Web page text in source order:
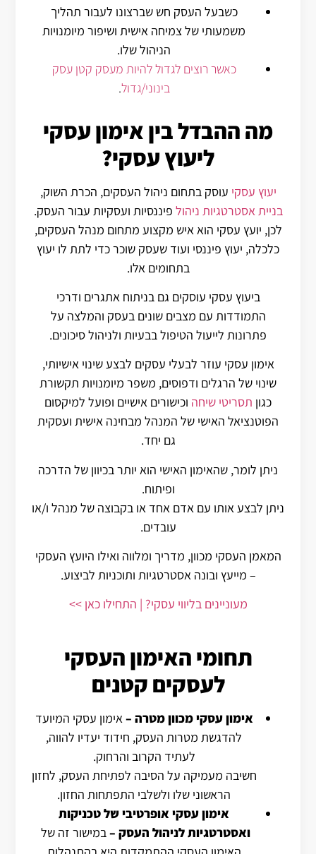
כשבעל העסק חש שברצונו לעבור תהליך
משמעותי של צמיחה אישית ושיפור מיומנויות
הניהול שלו.
כאשר רוצים לגדול להיות מעסק קטן עסק
בינוני/גדול.
מה ההבדל בין אימון עסקי
ליעוץ עסקי?
יעוץ עסקי עוסק בתחום ניהול העסקים, הכרת השוק,
בניית אסטרטגיות ניהול פיננסיות ועסקיות עבור העסק.
לכן, יועץ עסקי הוא איש מקצוע מתחום מנהל העסקים,
כלכלה, יעוץ פיננסי ועוד שעסק שוכר כדי לתת לו יעוץ
בתחומים אלו.
ביעוץ עסקי עוסקים גם בניתוח אתגרים ודרכי
התמודדות עם מצבים שונים בעסק והמלצה על
פתרונות לייעול הטיפול בבעיות ולניהול סיכונים.
אימון עסקי עוזר לבעלי עסקים לבצע שינוי אישיותי,
שינוי של הרגלים ודפוסים, משפר מיומנויות תקשורת
כגון תסריטי שיחה וכישורים אישיים ופועל למיקסום
הפוטנציאל האישי של המנהל מבחינה אישית ועסקית
גם יחד.
ניתן לומר, שהאימון האישי הוא יותר בכיוון של הדרכה
ופיתוח.
ניתן לבצע אותו עם אדם אחד או בקבוצה של מנהל ו/או
עובדים.
המאמן העסקי מכוון, מדריך ומלווה ואילו היועץ העסקי
– מייעץ ובונה אסטרטגיות ותוכניות לביצוע.
מעוניינים בליווי עסקי? | התחילו כאן >>
תחומי האימון העסקי
לעסקים קטנים
אימון עסקי מכוון מטרה –אימון עסקי המיועד
להדגשת מטרות העסק, חידוד יעדיו להווה,
לעתיד הקרוב והרחוק.
חשיבה מעמיקה על הסיבה לפתיחת העסק, לחזון
הראשוני שלו ולשלבי התפתחות החזון.
אימון עסקי אופרטיבי של טכניקות
ואסטרטגיות לניהול העסק –במישור זה של